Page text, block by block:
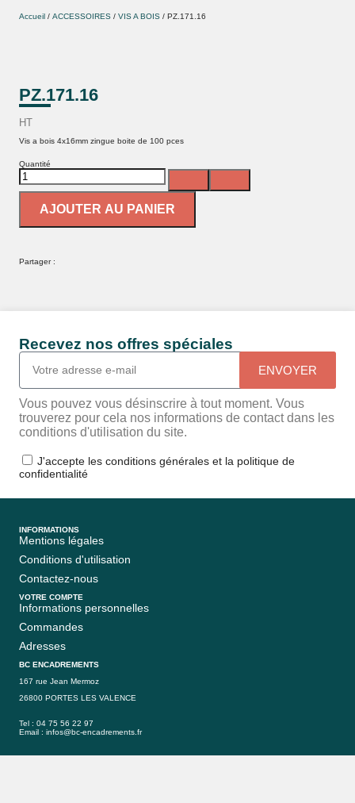
Accueil / ACCESSOIRES / VIS A BOIS / PZ.171.16
PZ.171.16
HT
Vis a bois 4x16mm zingue boite de 100 pces
Quantité
AJOUTER AU PANIER
Partager :
Recevez nos offres spéciales
Vous pouvez vous désinscrire à tout moment. Vous
trouverez pour cela nos informations de contact dans les
conditions d'utilisation du site.
J'accepte les conditions générales et la politique de
confidentialité
ENVOYER
INFORMATIONS
Mentions légales
Conditions d'utilisation
Contactez-nous
VOTRE COMPTE
Informations personnelles
Commandes
Adresses
BC ENCADREMENTS
167 rue Jean Mermoz
26800 PORTES LES VALENCE
Tel : 04 75 56 22 97
Email : infos@bc-encadrements.fr